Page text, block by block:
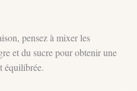
pensez à mixer les
et du sucre pour obtenir une
équilibrée.